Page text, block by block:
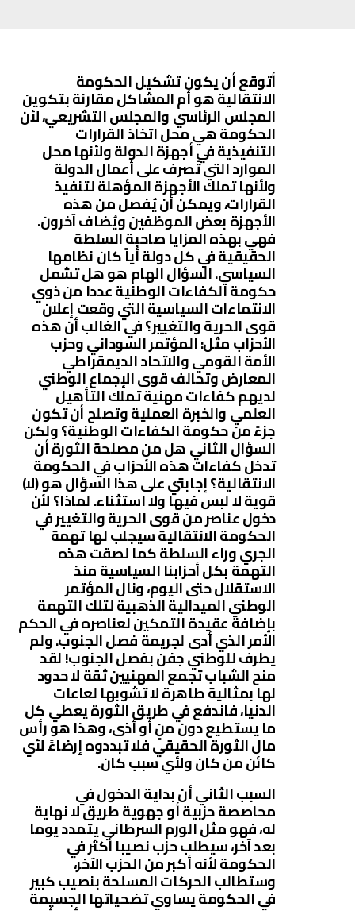
أتوقع أن يكون تشكيل الحكومة
الانتقالية هو أم المشاكل مقارنة بتكوين
المجلس الرئاسي والمجلس التشريعي، لأن
الحكومة هي محل اتخاذ القرارات
التنفيذية في أجهزة الدولة ولأنها محل
الموارد التي تُصرف على أعمال الدولة
ولأنها تملك الأجهزة المؤهلة لتنفيذ
القرارات، ويمكن أن يُفصل من هذه
الأجهزة بعض الموظفين ويُضاف آخرون.
فهي بهذه المزايا صاحبة السلطة
الحقيقية في كل دولة أياً كان نظامها
السياسي. السؤال الهام هو هل تشمل
حكومة الكفاءات الوطنية عددا من ذوي
الانتماءات السياسية التي وقعت إعلان
قوى الحرية والتغيير؟ في الغالب أن هذه
الأحزاب مثل: المؤتمر السوداني وحزب
الأمة القومي والاتحاد الديمقراطي
المعارض وتحالف قوى الإجماع الوطني
لديهم كفاءات مهنية تملك التأهيل
العلمي والخبرة العملية وتصلح أن تكون
جزءً من حكومة الكفاءات الوطنية؟ ولكن
السؤال الثاني هل من مصلحة الثورة أن
تدخل كفاءات هذه الأحزاب في الحكومة
الانتقالية؟ إجابتي على هذا السؤال هو (لا)
قوية لا لبس فيها ولا استثناء. لماذا؟ لأن
دخول عناصر من قوى الحرية والتغيير في
الحكومة الانتقالية سيجلب لها تهمة
الجري وراء السلطة كما لصقت هذه
التهمة بكل أحزابنا السياسية منذ
الاستقلال حتى اليوم، ونال المؤتمر
الوطني الميدالية الذهبية لتلك التهمة
بإضافة عقيدة التمكين لعناصره في الحكم
الأمر الذي أدى لجريمة فصل الجنوب. ولم
يطرف للوطني جفن بفصل الجنوب! لقد
منح الشباب تجمع المهنيين ثقة لا حدود
لها بمثالية طاهرة لا تشوبها لعاعات
الدنيا، فاندفع في طريق الثورة يعطي كل
ما يستطيع دون منٍ أو أذى، وهذا هو رأس
مال الثورة الحقيقي فلا تبددوه إرضاءً لأي
كائن من كان ولأي سبب كان.
السبب الثاني أن بداية الدخول في
محاصصة حزبية أو جهوية طريق لا نهاية
له، فهو مثل الورم السرطاني يتمدد يوما
بعد آخر، سيطلب حزب نصيبا أكثر في
الحكومة لأنه أكبر من الحزب الآخر،
وستطالب الحركات المسلحة بنصيب كبير
في الحكومة يساوي تضحياتها الجسيمة